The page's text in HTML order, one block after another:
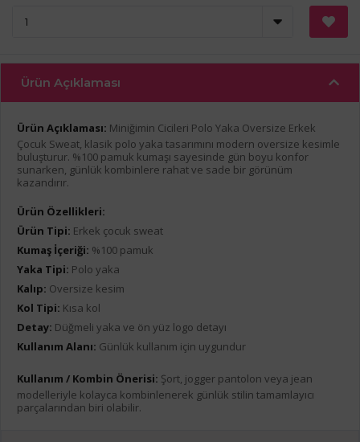
Ürün Açıklaması
Ürün Açıklaması: Miniğimin Cicileri Polo Yaka Oversize Erkek
Çocuk Sweat, klasik polo yaka tasarımını modern oversize kesimle
buluşturur. %100 pamuk kumaşı sayesinde gün boyu konfor
sunarken, günlük kombinlere rahat ve sade bir görünüm
kazandırır.
Ürün Özellikleri:
Ürün Tipi: Erkek çocuk sweat
Kumaş İçeriği: %100 pamuk
Yaka Tipi: Polo yaka
Kalıp: Oversize kesim
Kol Tipi: Kısa kol
Detay: Düğmeli yaka ve ön yüz logo detayı
Kullanım Alanı: Günlük kullanım için uygundur
Kullanım / Kombin Önerisi: Şort, jogger pantolon veya jean
modelleriyle kolayca kombinlenerek günlük stilin tamamlayıcı
parçalarından biri olabilir.